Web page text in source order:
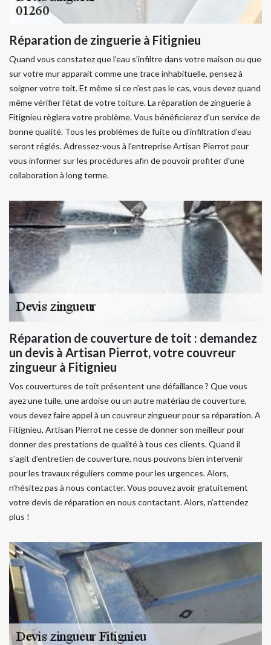
Réparation de zinguerie à Fitignieu
Quand vous constatez que l’eau s’infiltre dans votre maison ou que
sur votre mur apparait comme une trace inhabituelle, pensez à
soigner votre toit. Et même si ce n’est pas le cas, vous devez quand
même vérifier l’état de votre toiture. La réparation de zinguerie à
Fitignieu règlera votre problème. Vous bénéficierez d’un service de
bonne qualité. Tous les problèmes de fuite ou d’infiltration d’eau
seront réglés. Adressez-vous à l’entreprise Artisan Pierrot pour
vous informer sur les procédures afin de pouvoir profiter d'une
collaboration à long terme.
Réparation de couverture de toit : demandez
un devis à Artisan Pierrot, votre couvreur
zingueur à Fitignieu
Vos couvertures de toit présentent une défaillance ? Que vous
ayez une tuile, une ardoise ou un autre matériau de couverture,
vous devez faire appel à un couvreur zingueur pour sa réparation. A
Fitignieu, Artisan Pierrot ne cesse de donner son meilleur pour
donner des prestations de qualité à tous ces clients. Quand il
s’agit d’entretien de couverture, nous pouvons bien intervenir
pour les travaux réguliers comme pour les urgences. Alors,
n’hésitez pas à nous contacter. Vous pouvez avoir gratuitement
votre devis de réparation en nous contactant. Alors, n’attendez
plus !